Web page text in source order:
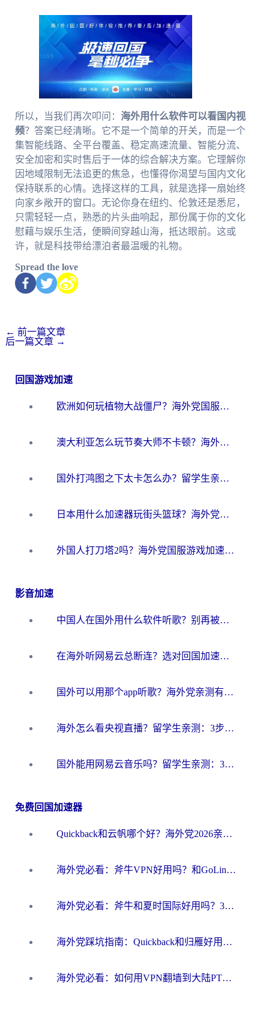
所以，当我们再次叩问： 海外用什么软件可以看国内视
频？答案已经清晰。它不是一个简单的开关，而是一个
集智能线路、全平台覆盖、稳定高速流量、智能分流、
安全加密和实时售后于一体的综合解决方案。它理解你
因地域限制无法追更的焦急，也懂得你渴望与国内文化
保持联系的心情。选择这样的工具，就是选择一扇始终
向家乡敞开的窗口。无论你身在纽约、伦敦还是悉尼，
只需轻轻一点，熟悉的片头曲响起，那份属于你的文化
慰藉与娱乐生活，便瞬间穿越山海，抵达眼前。这或
许，就是科技带给漂泊者最温暖的礼物。
Spread the love
← 前一篇文章
后一篇文章 →
回国游戏加速
欧洲如何玩植物大战僵尸？海外党国服游戏加速避坑指南（附实测对比）
澳大利亚怎么玩节奏大师不卡顿？海外党国服游戏加速终极指南
国外打鸿图之下太卡怎么办？留学生亲测有效的国服游戏加速方案
日本用什么加速器玩街头篮球？海外党国服游戏不卡顿的终极攻略
外国人打刀塔2吗？海外党国服游戏加速避坑全攻略
影音加速
中国人在国外用什么软件听歌？别再被地域限制卡脖子，这篇教你轻松解锁国内音乐库
在海外听网易云总断连？选对回国加速器，告别地区限制和卡顿
国外可以用那个app听歌？海外党亲测有效的回国加速方案，轻松听国内音乐听书
海外怎么看央视直播？留学生亲测：3步解决版权限制+追剧自由
国外能用网易云音乐吗？留学生亲测：3步解决海外听歌难题
免费回国加速器
Quickback和云帆哪个好？海外党2026亲测指南：选对加速器大陆工具，无缝刷国内剧玩国服
海外党必看：斧牛VPN好用吗？和GoLinkVPN对比哪个回国效果更好？
海外党必看：斧牛和夏时国际好用吗？3步选对回国加速器，无缝刷国内资源
海外党踩坑指南：Quickback和归雁好用吗？选对加速器才能无缝刷国内资源
海外党必看：如何用VPN翻墙到大陆PTT？一篇解决你所有回国加速痛点